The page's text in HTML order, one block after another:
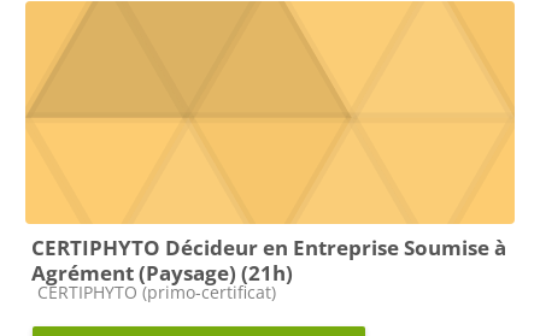
CERTIPHYTO Décideur en Entreprise Soumise à
Agrément (Paysage) (21h)
Catégorie de cours
CERTIPHYTO (primo-certificat)